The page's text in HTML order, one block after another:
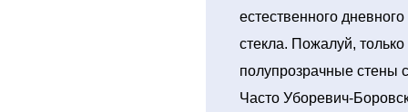
естественного
стекла. Пожалуй,
полупрозрачные стены
Часто Уборевич-